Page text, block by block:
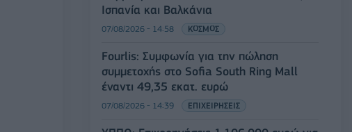
Ισπανία και Βαλκάνια
07/08/2026 - 14:58 ΚΟΣΜΟΣ
Fourlis: Συμφωνία για την πώληση
συμμετοχής στο Sofia South Ring Mall
έναντι 49,35 εκατ. ευρώ
07/08/2026 - 14:39 ΕΠΙΧΕΙΡΗΣΕΙΣ